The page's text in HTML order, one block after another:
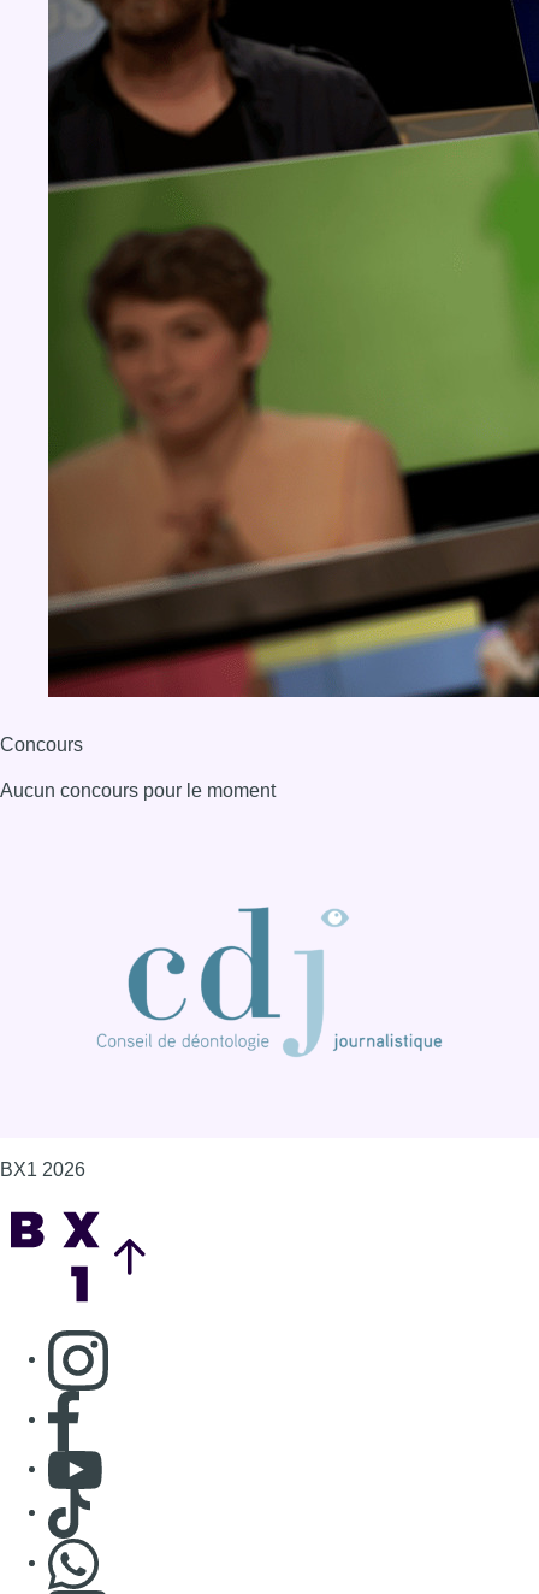
Concours
Aucun concours pour le moment
BX1 2026
Consulter page Instagram
Consulter page Facebook
Consulter Youtube
Consulter TikTok